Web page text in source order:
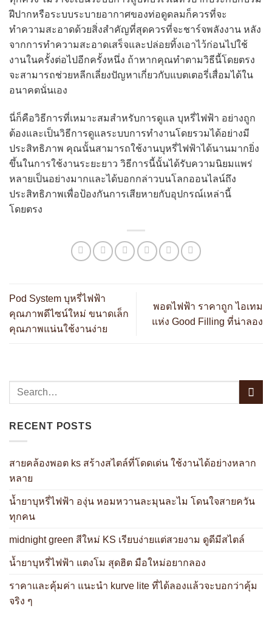
ฝีปากหรือระบบระบายอากาศของท่อดูดลมก็ควรที่จะ
ทำความสะอาดด้วยสิ่งสำคัญที่สุดควรที่จะชาร์จพลังงาน หลัง
จากการทำความสะอาดเสร็จและปล่อยทิ้งเอาไว้ก่อนไปใช้
งานในครั้งต่อไปอีกครั้งหนึ่ง ถ้าหากคุณทำตามวิธีนี้โดยตรง
จะสามารถช่วยหลีกเลี่ยงปัญหาเกี่ยวกับแบตเตอรี่เสื่อมได้ใน
อนาคตนั่นเอง
นี่ก็คือวิธีการที่เหมาะสมสำหรับการดูแล บุหรี่ไฟฟ้า อย่างถูก
ต้องและเป็นวิธีการดูแลระบบการทำงานโดยรวมได้อย่างมี
ประสิทธิภาพ คุณนั้นสามารถใช้งานบุหรี่ไฟฟ้าได้นานมากยิ่ง
ขึ้นในการใช้งานระยะยาว วิธีการนี้นั้นได้รับความนิยมแพร่
หลายเป็นอย่างมากและได้บอกกล่าวบนโลกออนไลน์ถึง
ประสิทธิภาพเพื่อป้องกันการเสียหายกับอุปกรณ์เหล่านี้
โดยตรง
Pod System บุหรี่ไฟฟ้า
คุณภาพดีไซน์ใหม่ ขนาดเล็ก
คุณภาพแน่นใช้งานง่าย
พอตไฟฟ้า ราคาถูก ไอเทม
แห่ง Good Filling ที่น่าลอง
RECENT POSTS
สายคล้องพอต ks สร้างสไตล์ที่โดดเด่น ใช้งานได้อย่างหลาก
หลาย
น้ำยาบุหรี่ไฟฟ้า องุ่น หอมหวานละมุนละไม โดนใจสายควัน
ทุกคน
midnight green สีใหม่ KS เรียบง่ายแต่สวยงาม ดูดีมีสไตล์
น้ำยาบุหรี่ไฟฟ้า แตงโม สุดฮิต มือใหม่อยากลอง
ราคาและคุ้มค่า แนะนำ kurve lite ที่ได้ลองแล้วจะบอกว่าคุ้ม
จริง ๆ